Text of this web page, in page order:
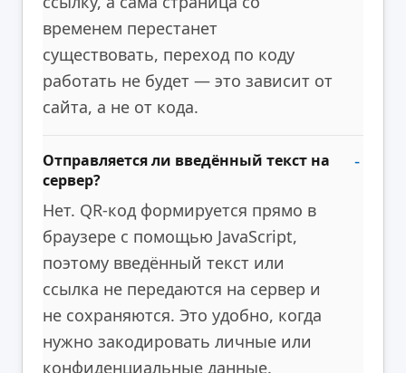
временем перестанет
существовать, переход по коду
работать не будет — это зависит от
сайта, а не от кода.
Отправляется ли введённый текст на
сервер?
Нет. QR-код формируется прямо в
браузере с помощью JavaScript,
поэтому введённый текст или
ссылка не передаются на сервер и
не сохраняются. Это удобно, когда
нужно закодировать личные или
конфиденциальные данные.